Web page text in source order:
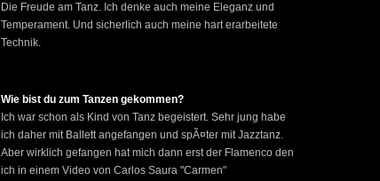
Die Freude am Tanz. Ich denke auch meine Eleganz und
Temperament. Und sicherlich auch meine hart erarbeitete
Technik.
Wie bist du zum Tanzen gekommen?
Ich war schon als Kind von Tanz begeistert. Sehr jung habe
ich daher mit Ballett angefangen und spÃ¤ter mit Jazztanz.
Aber wirklich gefangen hat mich dann erst der Flamenco den
ich in einem Video von Carlos Saura "Carmen"